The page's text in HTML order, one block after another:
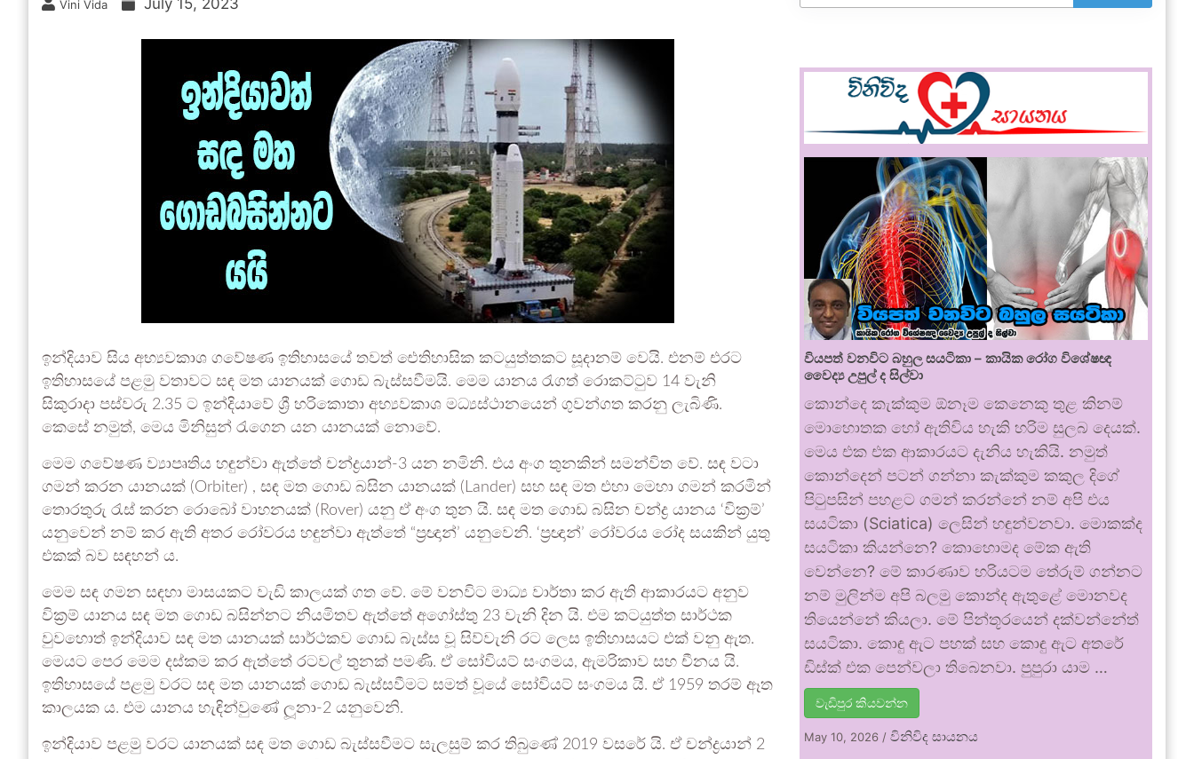
Vini Vida July 15, 2023
ඉන්දියාව සිය අභ්‍යවකාශ ගවේෂණ ඉතිහාසයේ තවත් ඓතිහාසික කටයුත්තකට සූදානම් වෙයි. එනම් එරට
ඉතිහාසයේ පළමු වතාවට සඳ මත යානයක් ගොඩ බැස්සවීමයි. මෙම යානය රැගත් රොකට්ටුව 14 වැනි
සිකුරාදා පස්වරු 2.35 ට ඉන්දියාවේ ශ්‍රී හරිකොතා අභ්‍යවකාශ මධ්‍යස්ථානයෙන් ගුවන්ගත කරනු ලැබිණි.
කෙසේ නමුත්, මෙය මිනිසුන් රැගෙන යන යානයක් නොවේ.
මෙම ගවේෂණ ව්‍යාපෘතිය හඳුන්වා ඇත්තේ චන්ද්‍රයාන්-3 යන නමිනි. එය අංග තුනකින් සමන්විත වේ. සඳ වටා
ගමන් කරන යානයක් (Orbiter) , සඳ මත ගොඩ බසින යානයක් (Lander) සහ සඳ මත එහා මෙහා ගමන් කරමින්
තොරතුරු රැස් කරන රොබෝ වාහනයක් (Rover) යනු ඒ අංග තුන යි. සඳ මත ගොඩ බසින චන්ද්‍ර යානය ‘වික්‍රම්’
යනුවෙන් නම් කර ඇති අතර රෝවරය හඳුන්වා ඇත්තේ “ප්‍රඥාන්’ යනුවෙනි. ‘ප්‍රඥාන්’ රෝවරය රෝද සයකින් යුතු
එකක් බව සඳහන් ය.
මෙම සඳ ගමන සඳහා මාසයකට වැඩි කාලයක් ගත වේ. මේ වනවිට මාධ්‍ය වාර්තා කර ඇති ආකාරයට අනුව
වික්‍රම් යානය සඳ මත ගොඩ බසින්නට නියමිතව ඇත්තේ අගෝස්තු 23 වැනි දින යි. එම කටයුත්ත සාර්ථක
වුවහොත් ඉන්දියාව සඳ මත යානයක් සාර්ථකව ගොඩ බැස්ස වූ සිව්වැනි රට ලෙස ඉතිහාසයට එක් වනු ඇත.
මෙයට පෙර මෙම දස්කම කර ඇත්තේ රටවල් තුනක් පමණි. ඒ සෝවියට් සංගමය, ඇමරිකාව සහ චීනය යි.
ඉතිහාසයේ පළමු වරට සඳ මත යානයක් ගොඩ බැස්සවීමට සමත් වූයේ සෝවියට් සංගමය යි. ඒ 1959 තරම් ඈත
කාලයක ය. එම යානය හැඳින්වුණේ ලූනා-2 යනුවෙනි.
ඉන්දියාව පළමු වරට යානයක් සඳ මත ගොඩ බැස්සවීමට සැලසුම් කර තිබුණේ 2019 වසරේ යි. ඒ චන්ද්‍රයාන් 2
වියපත් වනවිට බහුල සයටිකා – කායික රෝග විශේෂඥ
වෛද්‍ය උපුල් ද සිල්වා
කොන්දෙ කැක්කුම ඕනෑම කෙනෙකු තුළ කිනම්
මොහොතක හෝ ඇතිවිය හැකි හරිම සුලබ දෙයක්.
මෙය එක එක ආකාරයට දැනිය හැකියි. නමුත්
කොන්දෙන් පටන් ගන්නා කැක්කුම කකුල දිගේ
පිටුපසින් පහළට ගමන් කරන්නේ නම් අපි එය
සයටිකා (Sciatica) ලෙසින් හඳුන්වනවා. මොකක්ද
සයටිකා කියන්නෙ? කොහොමද මේක ඇති
වෙන්නෙ? මේ කාරණාව හරියටම තේරුම් ගන්නට
නම් මුලින්ම අපි බලමු කොන්ද ඇතුළේ මොනවද
තියෙන්නේ කියලා. මේ පින්තූරයෙන් දක්වන්නේත්
සයටිකා. කොඳු ඇට පහක් සහ කොඳු ඇට අතරේ
ඩිස්ක් එක පෙන්වලා තිබෙනවා. පුපුරා යාම …
වැඩිපුර කියවන්න
May 10, 2026 /විනිවිද සායනය